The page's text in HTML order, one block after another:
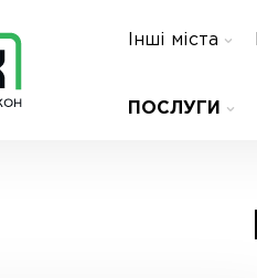
Інші міста
ПОСЛУГИ